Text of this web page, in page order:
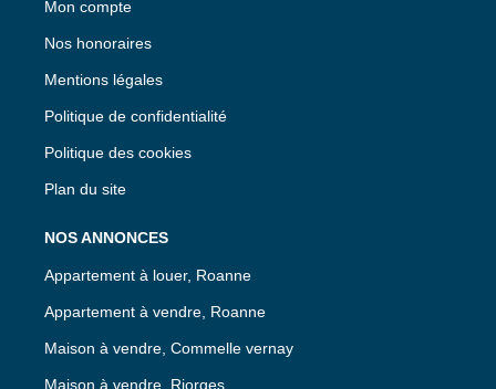
Mon compte
Nos honoraires
Mentions légales
Politique de confidentialité
Politique des cookies
Plan du site
NOS ANNONCES
Appartement à louer, Roanne
Appartement à vendre, Roanne
Maison à vendre, Commelle vernay
Maison à vendre, Riorges